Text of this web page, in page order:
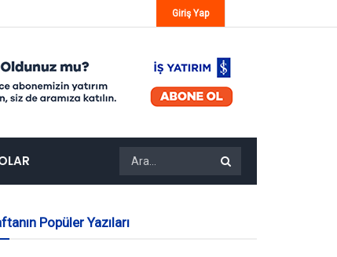
Giriş Yap
Popüler Yazıları